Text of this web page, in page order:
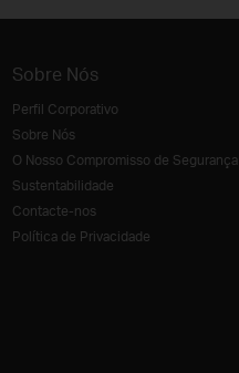
Sobre Nós
Perfil Corporativo
Sobre Nós
O Nosso Compromisso de Segurança
Sustentabilidade
Contacte-nos
Política de Privacidade